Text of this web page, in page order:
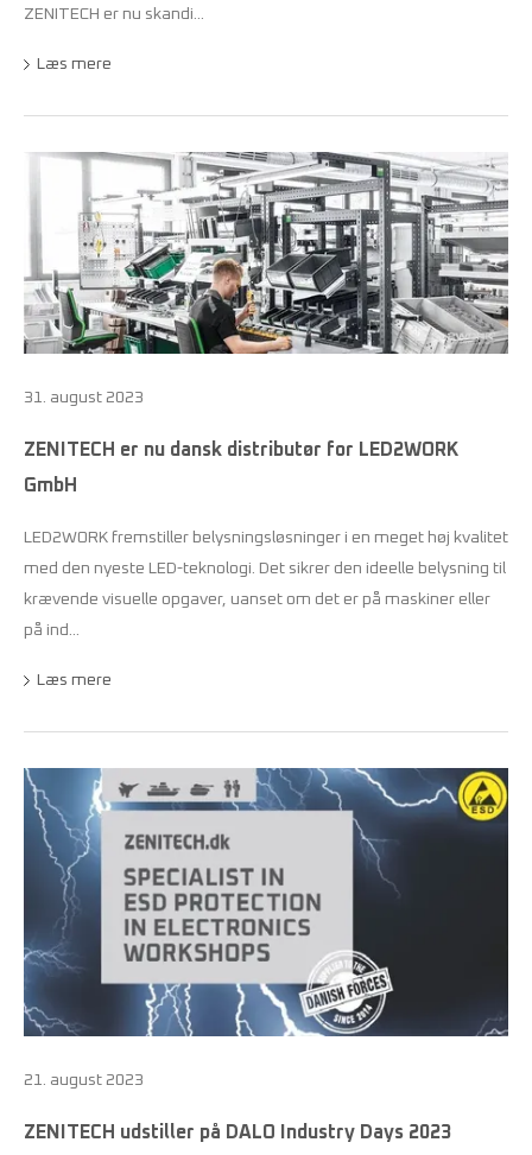
ZENITECH er nu skandi...
Læs mere
31. august 2023
ZENITECH er nu dansk distributør for LED2WORK
GmbH
LED2WORK fremstiller belysningsløsninger i en meget høj kvalitet
med den nyeste LED-teknologi. Det sikrer den ideelle belysning til
krævende visuelle opgaver, uanset om det er på maskiner eller
på ind...
Læs mere
21. august 2023
ZENITECH udstiller på DALO Industry Days 2023